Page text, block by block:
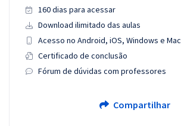
160 dias para acessar
Download ilimitado das aulas
Acesso no Android, iOS, Windows e Mac
Certificado de conclusão
Fórum de dúvidas com professores
Compartilhar